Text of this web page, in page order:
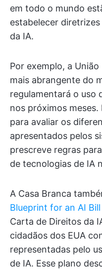
em todo o mundo
estabelecer
da IA.
Por exemplo, a
mais abrangente do
regulamentará o uso
nos próximos meses.
para avaliar os
apresentados pelos
prescreve regras
de tecnologias de IA
A Casa Branca
Blueprint for an AI
Carta de Direitos da
cidadãos dos EUA
representadas pelo
de IA. Esse plano